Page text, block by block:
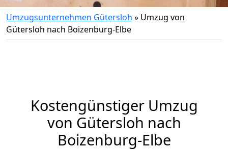
Umzugsunternehmen Gütersloh » Umzug von
Gütersloh nach Boizenburg-Elbe
Kostengünstiger Umzug
von Gütersloh nach
Boizenburg-Elbe